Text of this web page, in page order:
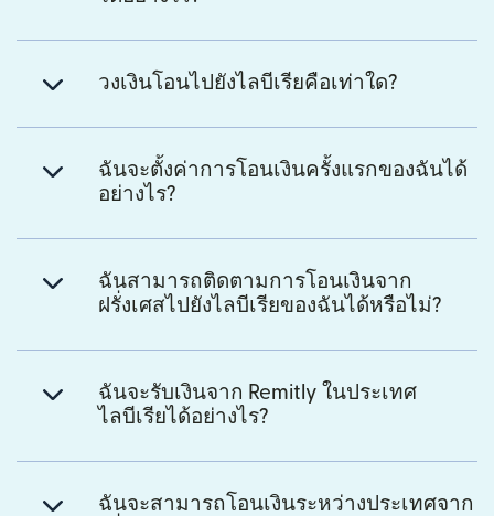
วงเงินโอนไปยังไลบีเรียคือเท่าใด?
ฉันจะตั้งค่าการโอนเงินครั้งแรกของฉันได้
อย่างไร?
ฉันสามารถติดตามการโอนเงินจาก
ฝรั่งเศสไปยังไลบีเรียของฉันได้หรือไม่?
ฉันจะรับเงินจาก Remitly ในประเทศ
ไลบีเรียได้อย่างไร?
ฉันจะสามารถโอนเงินระหว่างประเทศจาก